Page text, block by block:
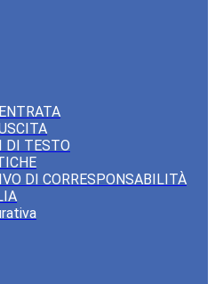
DI TESTO
DI CORRESPONSABILITÀ